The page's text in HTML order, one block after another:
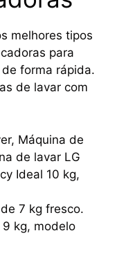
melhores tipos
para
forma rápida.
de lavar com
Máquina de
de lavar LG
Ideal 10 kg,
7 kg fresco.
9 kg, modelo